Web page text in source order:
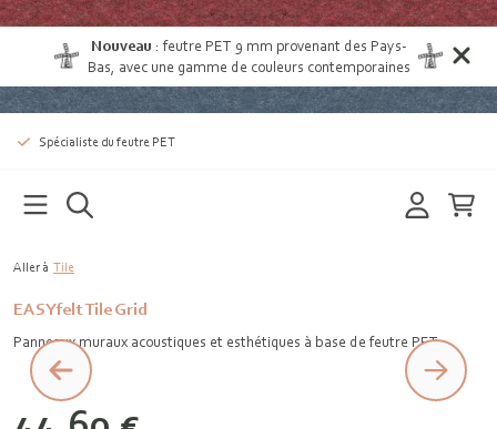
Nouveau :feutre PET 9 mm provenant des Pays-
Bas , avec une gamme de couleurs contemporaines
Spécialiste du feutre PET
Aller à Tile
EASYfelt Tile Grid
Panneaux muraux acoustiques et esthétiques à base de feutre PET